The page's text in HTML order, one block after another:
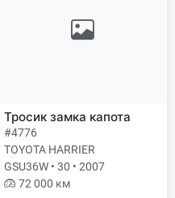
Тросик замка капота
#4776
TOYOTA HARRIER
GSU36W • 30 • 2007
72 000 км